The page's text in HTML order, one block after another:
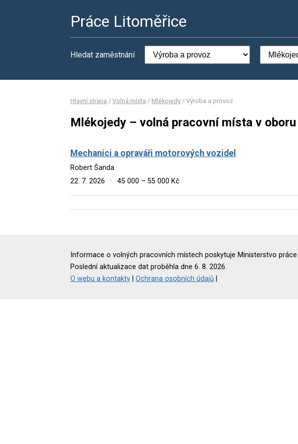
Práce Litoměřice
Hledat zaměstnání
Hlavní strana / Volná místa / Mlékojedy / Výroba a provoz
Mlékojedy – volná pracovní místa v
Mechanici a opraváři motorových vozidel
Robert Šanda
22. 7. 2026
· 45 000 – 55 000 Kč
Informace o volných pracovních místech poskytuje Ministerstvo práce
Poslední aktualizace dat proběhla dne 6. 8. 2026.
O webu a kontakty
Ochrana osobních údajů